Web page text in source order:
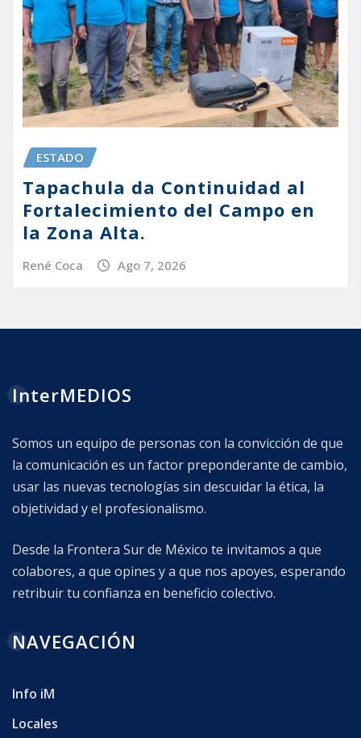
ESTADO
Tapachula da Continuidad al
Fortalecimiento del Campo en
la Zona Alta.
René Coca Ago 7, 2026
InterMEDIOS
Somos un equipo de personas con la convicción de que
la comunicación es un factor preponderante de cambio,
usar las nuevas tecnologías sin descuidar la ética, la
objetividad y el profesionalismo.
Desde la Frontera Sur de México te invitamos a que
colabores, a que opines y a que nos apoyes, esperando
retribuir tu confianza en beneficio colectivo.
NAVEGACIÓN
Info iM
Locales